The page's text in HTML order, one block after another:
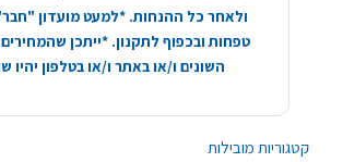
קטגוריות מובילות
ולאחר כל ההנחות. *למעט מועדון "חבר"
טפחות ובכפוף לתקנון. *ייתכן שהמחירים
השונים ו/או באתר ו/או בטלפון יהיו